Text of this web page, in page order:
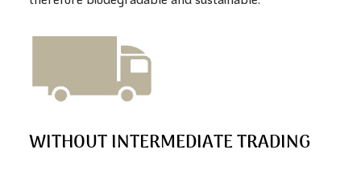
WITHOUT INTERMEDIATE TRADING